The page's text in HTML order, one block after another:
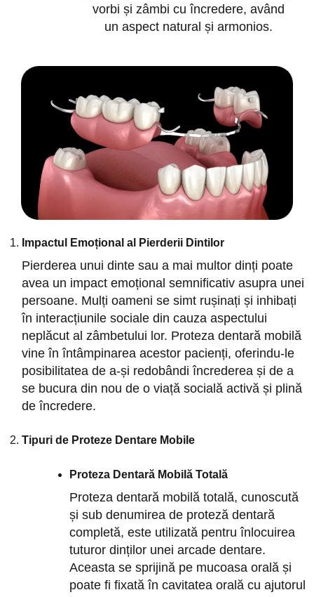
vorbi și zâmbi cu încredere, având
un aspect natural și armonios.
Impactul Emoțional al Pierderii Dintilor
Pierderea unui dinte sau a mai multor dinți poate
avea un impact emoțional semnificativ asupra unei
persoane. Mulți oameni se simt rușinați și inhibați
în interacțiunile sociale din cauza aspectului
neplăcut al zâmbetului lor. Proteza dentară mobilă
vine în întâmpinarea acestor pacienți, oferindu-le
posibilitatea de a-și redobândi încrederea și de a
se bucura din nou de o viață socială activă și plină
de încredere.
Tipuri de Proteze Dentare Mobile
Proteza Dentară Mobilă Totală
Proteza dentară mobilă totală, cunoscută
și sub denumirea de proteză dentară
completă, este utilizată pentru înlocuirea
tuturor dinților unei arcade dentare.
Aceasta se sprijină pe mucoasa orală și
poate fi fixată în cavitatea orală cu ajutorul